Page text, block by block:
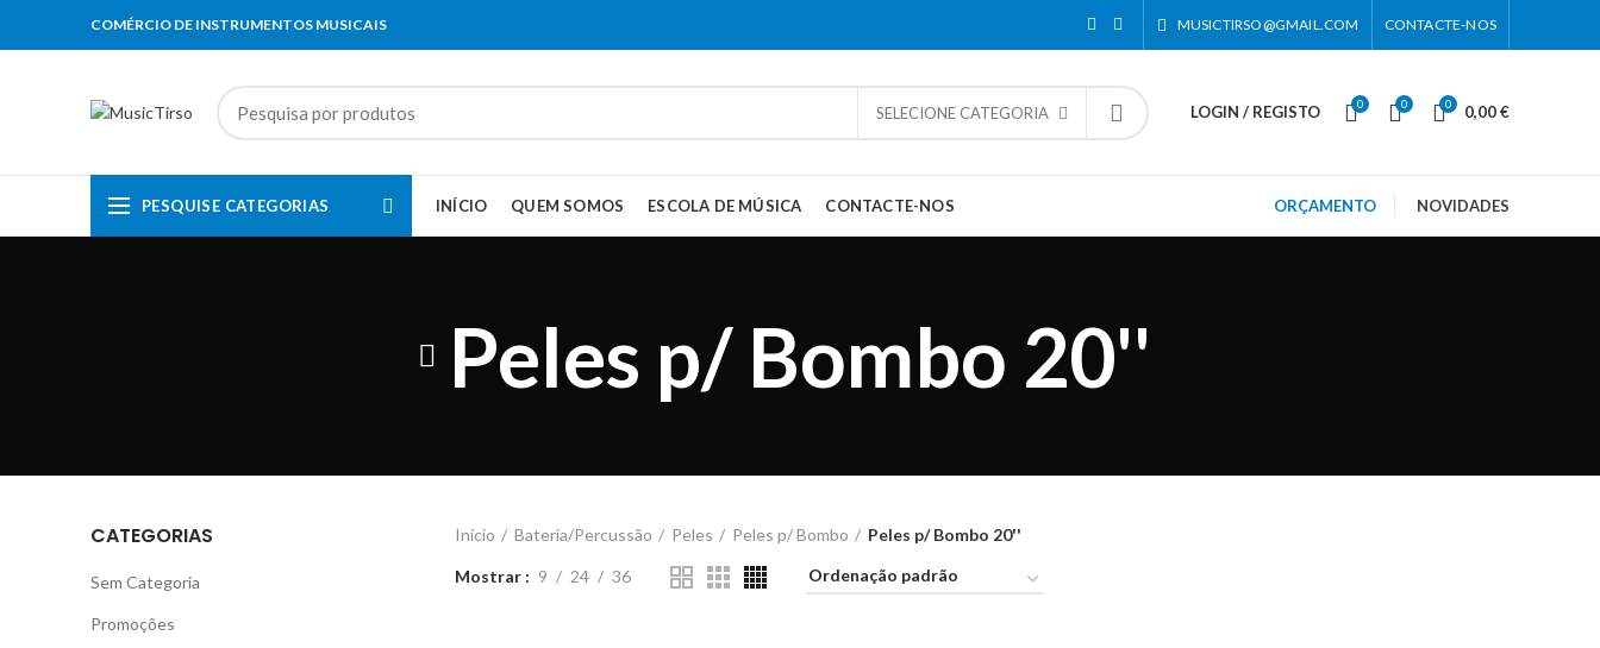
COMÉRCIO DE INSTRUMENTOS MUSICAIS MUSICTIRSO@GMAIL.COM CONTACTE-NOS
SELECIONE CATEGORIA LOGIN / REGISTO 0 0 0 0,00€
PESQUISE CATEGORIAS INÍCIO QUEM SOMOS ESCOLA DE MÚSICA CONTACTE-NOS ORÇAMENTO NOVIDADES
Peles p/ Bombo 20''
CATEGORIAS
Sem Categoria
Promoções
Início Bateria/Percussão Peles Peles p/ Bombo Peles p/ Bombo 20''
Mostrar 9 24 36